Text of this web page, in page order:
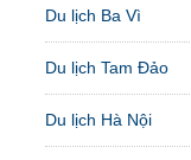
Du lịch Ba Vì
Du lịch Tam Đảo
Du lịch Hà Nội